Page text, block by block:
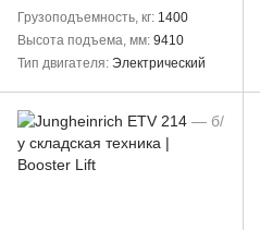
Грузоподъемность, кг 1400
Высота подъема, мм 9410
Тип двигателя Электрический